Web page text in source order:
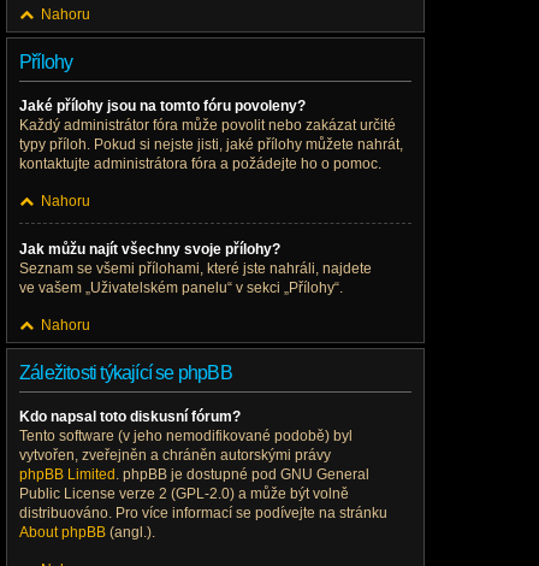
Nahoru
Přílohy
Jaké přílohy jsou na tomto fóru povoleny?
Každý administrátor fóra může povolit nebo zakázat určité
typy příloh. Pokud si nejste jisti, jaké přílohy můžete nahrát,
kontaktujte administrátora fóra a požádejte ho o pomoc.
Nahoru
Jak můžu najít všechny svoje přílohy?
Seznam se všemi přílohami, které jste nahráli, najdete
ve vašem „Uživatelském panelu“ v sekci „Přílohy“.
Nahoru
Záležitosti týkající se phpBB
Kdo napsal toto diskusní fórum?
Tento software (v jeho nemodifikované podobě) byl
vytvořen, zveřejněn a chráněn autorskými právy
phpBB Limited . phpBB je dostupné pod GNU General
Public License verze 2 (GPL-2.0) a může být volně
distribuováno. Pro více informací se podívejte na stránku
About phpBB (angl.).